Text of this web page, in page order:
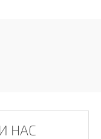
НАС